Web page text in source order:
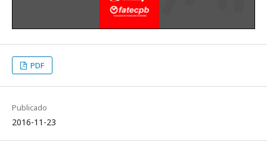
PDF
Publicado
2016-11-23